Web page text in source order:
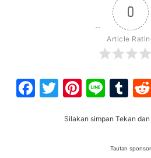
0
Article
Facebook
TwitterLine
Silakan simpan Tekan
Tautan sponsor